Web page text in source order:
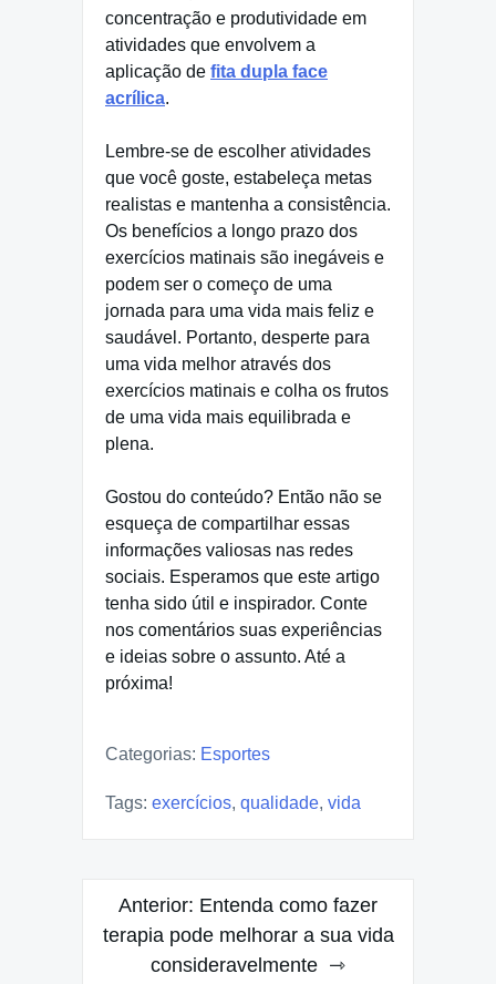
concentração e produtividade em
atividades que envolvem a
aplicação de fita dupla face
acrílica.
Lembre-se de escolher atividades
que você goste, estabeleça metas
realistas e mantenha a consistência.
Os benefícios a longo prazo dos
exercícios matinais são inegáveis e
podem ser o começo de uma
jornada para uma vida mais feliz e
saudável. Portanto, desperte para
uma vida melhor através dos
exercícios matinais e colha os frutos
de uma vida mais equilibrada e
plena.
Gostou do conteúdo? Então não se
esqueça de compartilhar essas
informações valiosas nas redes
sociais. Esperamos que este artigo
tenha sido útil e inspirador. Conte
nos comentários suas experiências
e ideias sobre o assunto. Até a
próxima!
Categorias: Esportes
Tags: exercícios, qualidade, vida
Navegação
de
Anterior: Entenda como fazer
terapia pode melhorar a sua vida
consideravelmente